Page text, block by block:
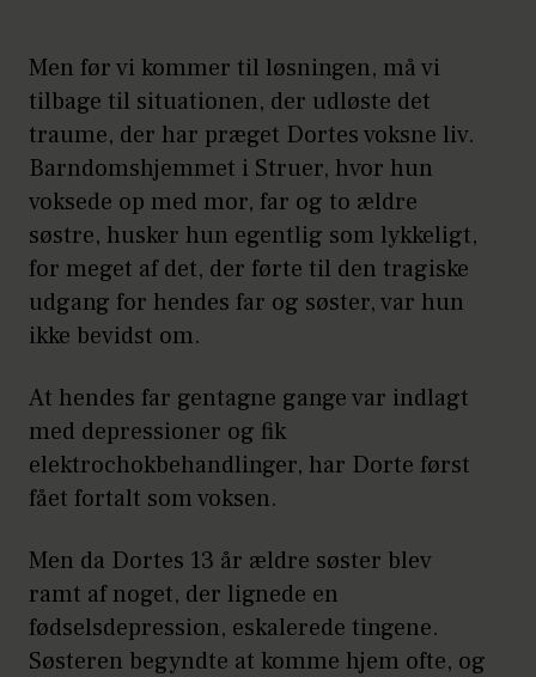
Men før vi kommer til løsningen, må vi
tilbage til situationen, der udløste det
traume, der har præget Dortes voksne liv.
Barndomshjemmet i Struer, hvor hun
voksede op med mor, far og to ældre
søstre, husker hun egentlig som lykkeligt,
for meget af det, der førte til den tragiske
udgang for hendes far og søster, var hun
ikke bevidst om.
At hendes far gentagne gange var indlagt
med depressioner og fik
elektrochokbehandlinger, har Dorte først
fået fortalt som voksen.
Men da Dortes 13 år ældre søster blev
ramt af noget, der lignede en
fødselsdepression, eskalerede tingene.
Søsteren begyndte at komme hjem ofte, og